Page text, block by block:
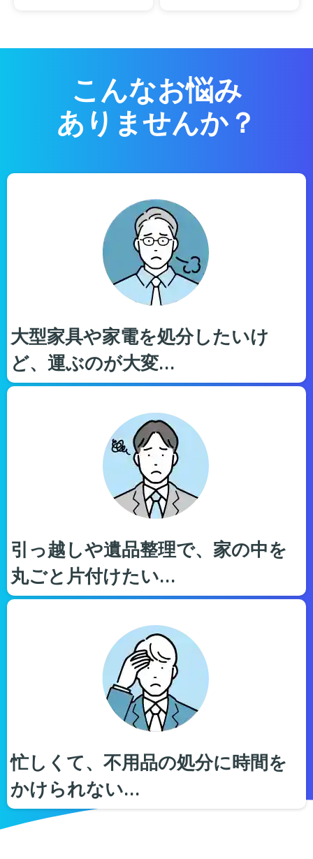
こんなお悩み
ありませんか？
大型家具や家電を処分したいけ
ど、運ぶのが大変…
引っ越しや遺品整理で、家の中を
丸ごと片付けたい…
忙しくて、不用品の処分に時間を
かけられない…